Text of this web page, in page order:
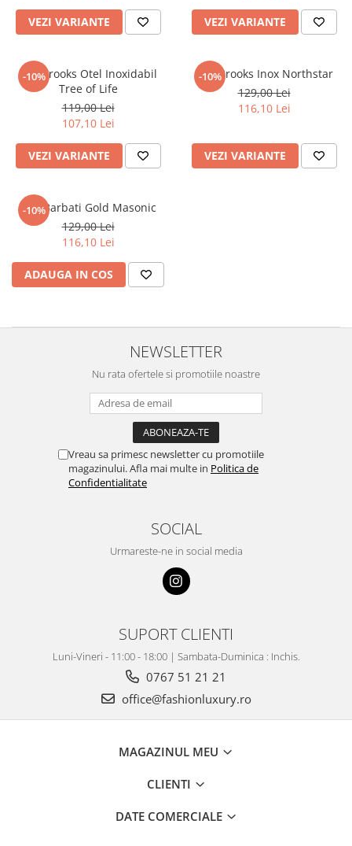
VEZI VARIANTE VEZI VARIANTE
-10%
Inel Brooks Otel Inoxidabil
Tree of Life
119,00 Lei
107,10 Lei
VEZI VARIANTE
-10%
Inel Brooks Inox Northstar
129,00 Lei
116,10 Lei
VEZI VARIANTE
-10%
Inel Barbati Gold Masonic
129,00 Lei
116,10 Lei
ADAUGA IN COS
NEWSLETTER
Nu rata ofertele si promotiile noastre
Vreau sa primesc newsletter cu promotiile
magazinului. Afla mai multe in Politica de
Confidentialitate
SOCIAL
Urmareste-ne in social media
SUPORT CLIENTI
Luni-Vineri - 11:00 - 18:00 | Sambata-Duminica : Inchis.
0767 51 21 21
office@fashionluxury.ro
MAGAZINUL MEU
CLIENTI
DATE COMERCIALE